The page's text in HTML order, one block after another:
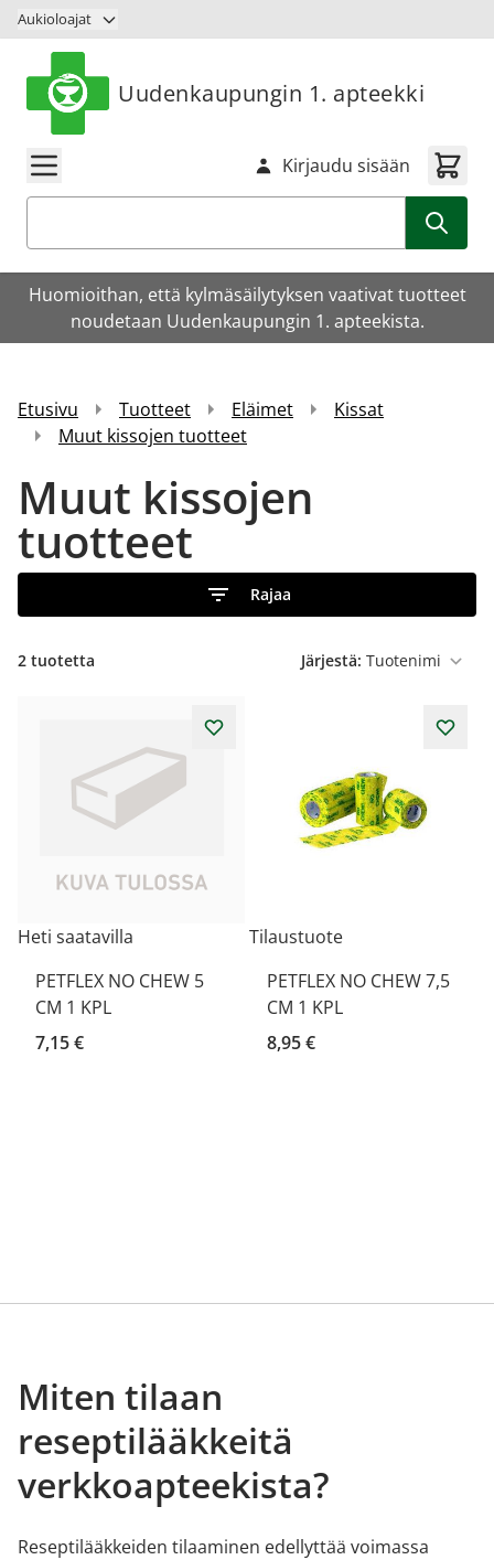
Siirry sisältöön
Aukioloajat
Uudenkaupungin 1. apteekki
Kirjaudu sisään
Huomioithan, että kylmäsäilytyksen vaativat tuotteet
noudetaan Uudenkaupungin 1. apteekista.
Etusivu Tuotteet Eläimet
Kissat
Muut kissojen tuotteet
Muut kissojen
tuotteet
Rajaa
2 tuotetta Järjestä:
Heti saatavilla
PETFLEX NO CHEW 5
CM 1 KPL
7,15 €
Tilaustuote
PETFLEX NO CHEW 7,5
CM 1 KPL
8,95 €
Miten tilaan
reseptilääkkeitä
verkkoapteekista?
Reseptilääkkeiden tilaaminen edellyttää voimassa